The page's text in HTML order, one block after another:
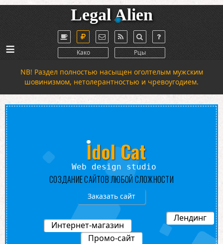
Legal Alien
Како Рцы
≡
NB! Раздел полностью насыщен оголтелым мужским
шовинизмом, нетолерантностью и чревоугодием.
Лендинг
Промо-сайт
Интернет-магазин
Idol Cat
design studio
СОЗДАНИЕ САЙТОВ ЛЮБОЙ СЛОЖНОСТИ
Заказать сайт